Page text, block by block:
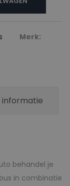
Merk:
informatie
behandel je
in combinatie